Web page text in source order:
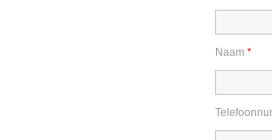
Naam *